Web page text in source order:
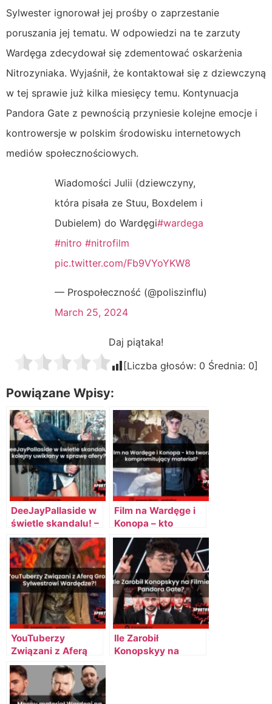
Sylwester ignorował jej prośby o zaprzestanie
poruszania jej tematu. W odpowiedzi na te zarzuty
Wardęga zdecydował się zdementować oskarżenia
Nitrozyniaka. Wyjaśnił, że kontaktował się z dziewczyną
w tej sprawie już kilka miesięcy temu. Kontynuacja
Pandora Gate z pewnością przyniesie kolejne emocje i
kontrowersje w polskim środowisku internetowych
mediów społecznościowych.
Wiadomości Julii (dziewczyny,
która pisała ze Stuu, Boxdelem i
Dubielem) do Wardęgi#wardega
#nitro #nitrofilm
pic.twitter.com/Fb9VYoYKW8
— Prospołeczność (@poliszinflu)
March 25, 2024
Daj piątaka!
[Liczba głosów: 0 Średnia: 0]
Powiązane Wpisy:
DeeJayPallaside w
świetle skandalu! –
kolejny uwikłany w
sprawę afery?!
Film na Wardęge i
Konopa – kto
tworzy
kompromitujący
materiał?
YouTuberzy
Związani z Aferą
Grożą Sylwestrowi
Wardędze?!
Ile Zarobił
Konopskyy na